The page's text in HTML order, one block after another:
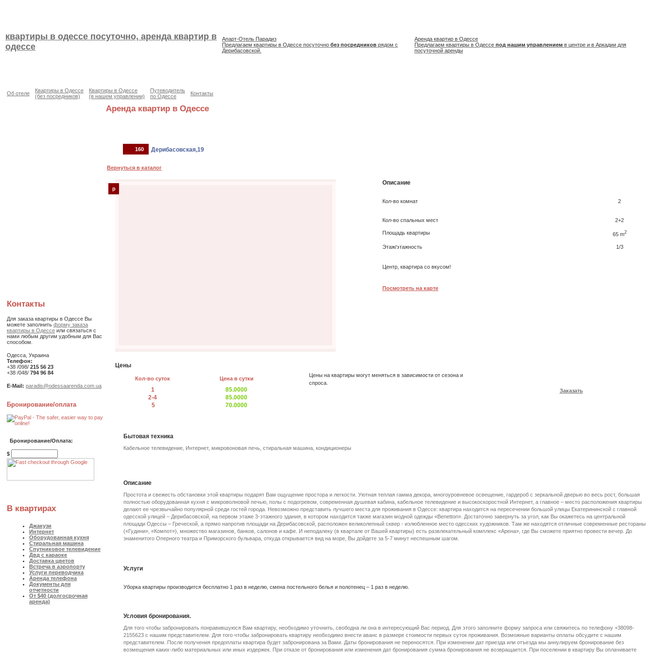
квартиры в одессе посуточно, аренда квартир в
одессе
Апарт-Отель Парадиз
Предлагаем квартиры в Одессе посуточно без посредников рядом с
Дерибасовской.
Аренда квартир в Одессе
Предлагаем квартиры в Одессе под нашим управлением в центре и в Аркадии для
посуточной аренды
Об отеле
Квартиры в Одессе
(без посредников)
Квартиры в Одессе
(в нашем управлении)
Путеводитель
по Одессе
Контакты
Контакты
Для заказа квартиры в Одессе Вы
можете заполнить форму заказа
квартиры в Одессе или связаться с
нами любым другим удобным для Вас
способом.
Одесса, Украина
Телефон:
+38 /098/ 215 56 23
+38 /048/ 794 96 84
E-Mail: paradis@odessaarenda.com.ua
Бронирование/оплата
Бронирование/Оплата:
$
В квартирах
Джакузи
Интернет
Оборудованная кухня
Стиральная машина
Спутниковое телевидение
Двд с караоке
Доставка цветов
Встреча в аэропорту
Услуги переводчика
Аренда телефона
Документы для
отчетности
От $40 (долгосрочная
аренда)
Аренда квартир в Одессе
160 Дерибасовская,19
Вернуться в каталог
p
Описание
Кол-во комнат 2
Кол-во спальных мест 2+2
Площадь квартиры 65 m2
Этаж/этажность 1/3
Центр, квартира со вкусом!
Посмотреть на карте
Цены
Кол-во суток Цена в сутки
1
2-4
5
85.0000
85.0000
70.0000
Цены на квартиры могут меняться в зависимости от сезона и
спроса.
Заказать
Бытовая техника
Кабельное телевидение, Интернет, микровоновая печь, стиральная машина, кондиционеры
Описание
Простота и свежесть обстановки этой квартиры подарят Вам ощущение простора и легкости. Уютная теплая гамма декора, многоуровневое освещение, гардероб с зеркальной дверью во весь рост, большая
полностью оборудованная кухня с микроволновой печью, полы с подогревом, современная душевая кабина, кабельное телевидение и высокоскоростной Интернет, а главное – место расположения квартиры
делают ее чрезвычайно популярной среди гостей города. Невозможно представить лучшего места для проживания в Одессе: квартира находится на пересечении большой улицы Екатерининской с главной
одесской улицей – Дерибасовской, на первом этаже 3-этажного здания, в котором находится также магазин модной одежды «Benetton». Достаточно завернуть за угол, как Вы окажетесь на центральной
площади Одессы – Греческой, а прямо напротив площади на Дерибасовской, расположен великолепный сквер - излюбленное место одесских художников. Там же находятся отличные современные рестораны
(«Гудини», «Компот»), множество магазинов, банков, салонов и кафе. И неподалеку (в квартале от Вашей квартиры) есть развлекательный комплекс «Арена», где Вы сможете приятно провести вечер. До
знаменитого Оперного театра и Приморского бульвара, откуда открывается вид на море, Вы дойдете за 5-7 минут неспешным шагом.
Услуги
Уборка квартиры производится бесплатно 1 раз в неделю, смена постельного белья и полотенец – 1 раз в неделю.
Условия бронирования.
Для того чтобы забронировать понравившуюся Вам квартиру, необходимо уточнить, свободна ли она в интересующий Вас период. Для этого заполните форму запроса или свяжитесь по телефону +38098-
2155623 с нашим представителем. Для того чтобы забронировать квартиру необходимо внести аванс в размере стоимости первых суток проживания. Возможные варианты оплаты обсудите с нашим
представителем. После получения предоплаты квартира будет забронирована за Вами. Даты бронирования не переносятся. При изменении дат приезда или отъезда мы аннулируем бронирование без
возмещения каких-либо материальных или иных издержек. При отказе от бронирования или изменения дат бронирования сумма бронирования не возвращается. При поселении в квартиру Вы оплачиваете